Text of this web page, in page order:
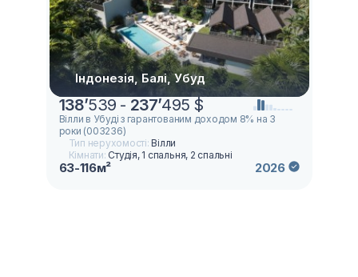
Індонезія, Балі, Убуд
138’539 - 237’495 $
Вілли в Убуді з гарантованим доходом 8% на 3
роки (003236)
Тип нерухомості:Вілли
Кімнати: Студія, 1 спальня, 2 спальні
63-116м² 2026